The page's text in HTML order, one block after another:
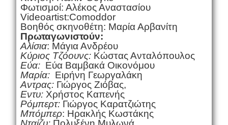
Φωτισμοί: Αλέκος Αναστασίου
Videoartist:Comoddor
Βοηθός σκηνοθέτη: Μαρία Αρβανίτη
Πρωταγωνιστούν:
Αλίσια: Μάγια Ανδρέου
Kύριος Τζόουνς:Κώστας Ανταλόπουλος
Εύα:Εύα Βαμβακά Οικονόμου
Μαρία:Ειρήνη Γεωργαλάκη
Αντρας:Γιώργος Ζιόβας,
Εντυ:Χρήστος Καπενής
Ρόμπερτ:Γιώργος Καρατζιώτης
Μπόμπερ: Ηρακλής Κωστάκης